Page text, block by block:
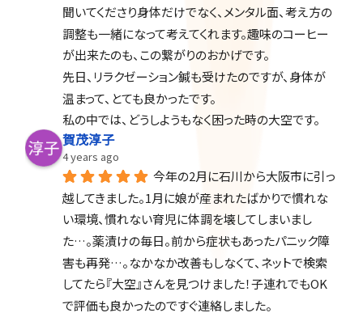
聞いてくださり身体だけでなく、メンタル面、考え方の
調整も一緒になって考えてくれます。趣味のコーヒー
が出来たのも、この繋がりのおかげです。
先日、リラクゼーション鍼も受けたのですが、身体が
温まって、とても良かったです。
私の中では、どうしようもなく困った時の大空です。
賀茂淳子
4 years ago
今年の2月に石川から大阪市に引っ
越してきました。1月に娘が産まれたばかりで慣れな
い環境、慣れない育児に体調を壊してしまいまし
た…。薬漬けの毎日。前から症状もあったパニック障
害も再発…。なかなか改善もしなくて、ネットで検索
してたら『大空』さんを見つけました！子連れでもOK
で評価も良かったのですぐ連絡しました。